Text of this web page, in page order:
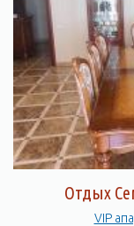
Отдых
VIP